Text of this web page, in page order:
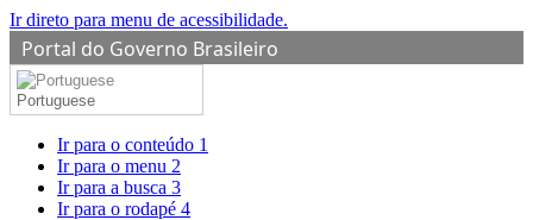
Ir direto para menu de acessibilidade.
Portal do Governo Brasileiro
Portuguese
Ir para o conteúdo 1
Ir para o menu 2
Ir para a busca 3
Ir para o rodapé 4